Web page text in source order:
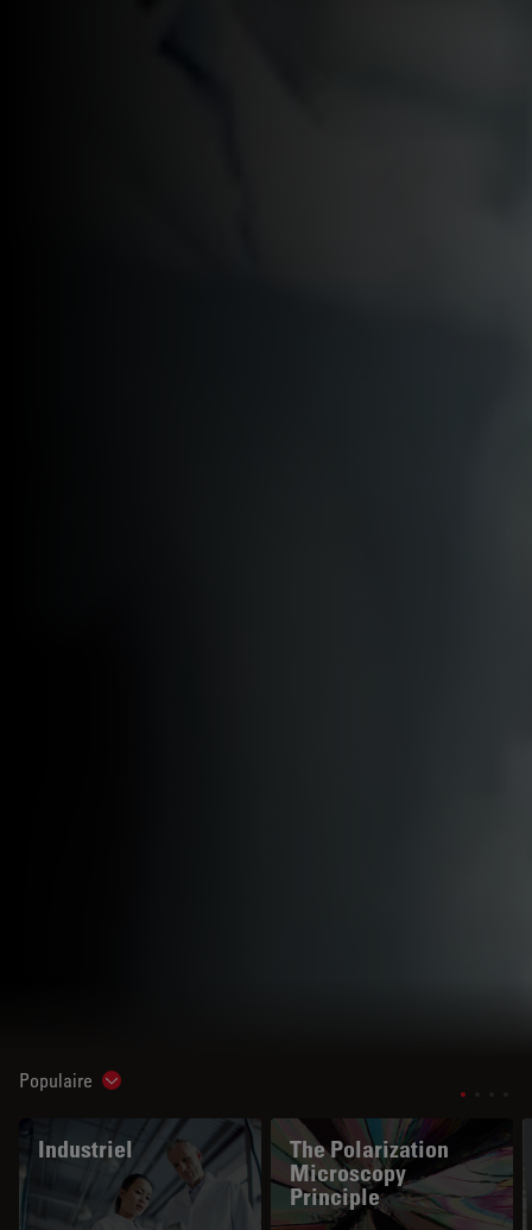
Populaire Show subnavigation
Industriel
The Polarization
Microscopy
Principle